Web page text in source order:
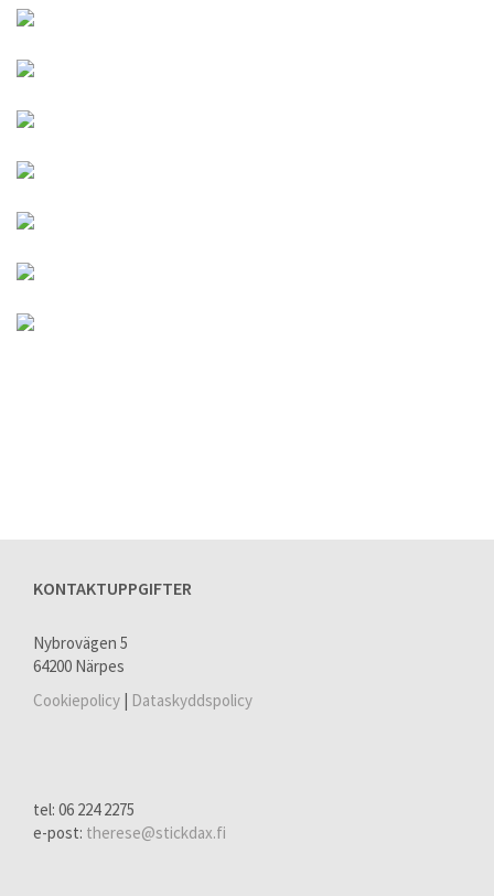
KONTAKTUPPGIFTER
Nybrovägen 5
64200 Närpes
Cookiepolicy
Dataskyddspolicy
tel: 06 224 2275
e-post: therese@stickdax.fi